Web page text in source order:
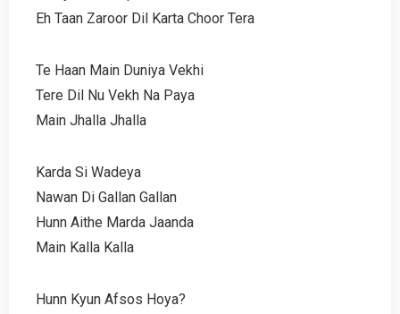
Eh Taan Zaroor Dil Karta Choor Tera
Te Haan Main Duniya Vekhi
Tere Dil Nu Vekh Na Paya
Main Jhalla Jhalla
Karda Si Wadeya
Nawan Di Gallan Gallan
Hunn Aithe Marda Jaanda
Main Kalla Kalla
Hunn Kyun Afsos Hoya?